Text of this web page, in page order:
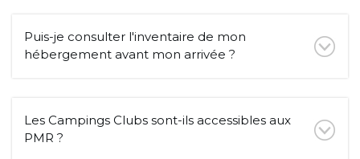
Puis-je consulter l'inventaire de mon
hébergement avant mon arrivée ?
Les Campings Clubs sont-ils accessibles aux
PMR ?